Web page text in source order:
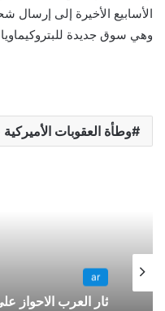
الأسابيع الأخيرة إلى إرسال
وهي سوق جديدة
وطأة العقوبات
ar
ثار العرب الاحواز